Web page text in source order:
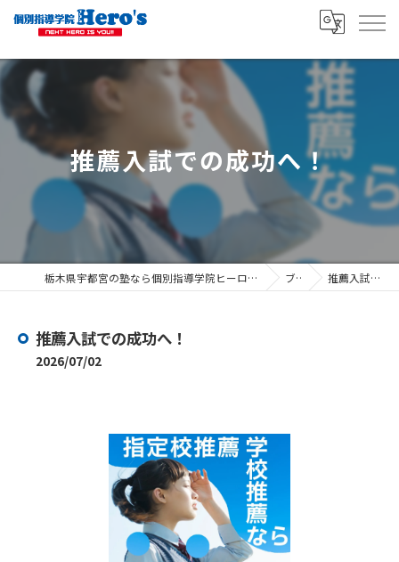
推薦入試での成功へ！
栃木県宇都宮の塾なら個別指導学院ヒーローズ宇都宮駅東口校 ヒーローズ宇都宮山本校 ブログ 推薦入試での成功へ！
推薦入試での成功へ！
2026/07/02